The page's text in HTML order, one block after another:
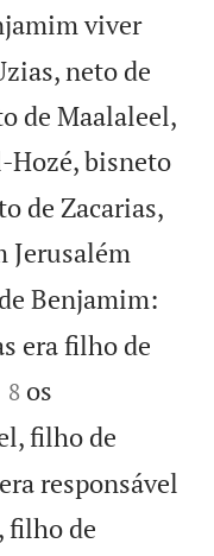
viver
neto de
de Maalaleel,
Hozé, bisneto
de Zacarias,
Jerusalém
Benjamim:
era filho de

8 os
filho de
responsável
filho de